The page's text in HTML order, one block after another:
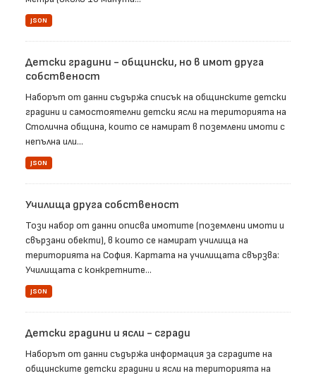
JSON
Детски градини - общински, но в имот друга
собственост
Наборът от данни съдържа списък на общинските детски
градини и самостоятелни детски ясли на територията на
Столична община, които се намират в поземлени имоти с
непълна или...
JSON
Училища друга собственост
Този набор от данни описва имотите (поземлени имоти и
свързани обекти), в които се намират училища на
територията на София. Kартата на училищата свързва:
Училищата с конкретните...
JSON
Детски градини и ясли - сгради
Наборът от данни съдържа информация за сградите на
общинските детски градини и ясли на територията на